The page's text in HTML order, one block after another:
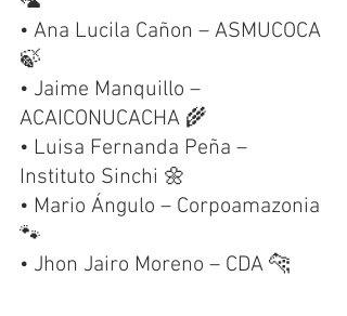
•⁠ ⁠Ana Lucila Cañon – ASMUCOCA
🍃
•⁠ ⁠Jaime Manquillo –
ACAICONUCACHA 🌾
•⁠ ⁠Luisa Fernanda Peña –
Instituto Sinchi 🌼
•⁠ ⁠Mario Ángulo – Corpoamazonia
🐾
•⁠ ⁠Jhon Jairo Moreno – CDA 🐆